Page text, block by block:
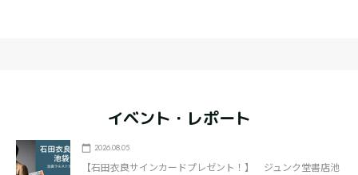
イベント・レポート
2026.08.05
【石田衣良サインカードプレゼント！】 ジュンク堂書店池